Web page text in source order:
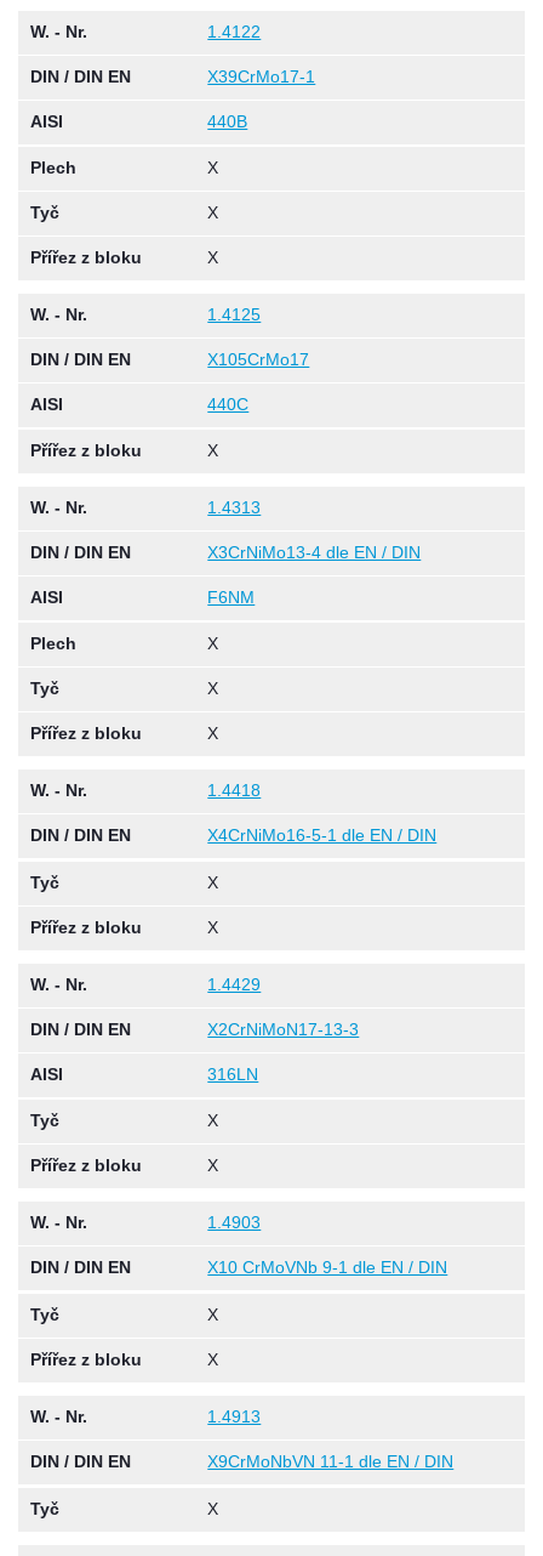
W. - Nr. 1.4122
DIN / DIN EN X39CrMo17-1
AISI 440B
Plech X
Tyč X
Přířez z bloku X
W. - Nr. 1.4125
DIN / DIN EN X105CrMo17
AISI 440C
Přířez z bloku X
W. - Nr. 1.4313
DIN / DIN EN X3CrNiMo13-4 dle EN / DIN
AISI F6NM
Plech X
Tyč X
Přířez z bloku X
W. - Nr. 1.4418
DIN / DIN EN X4CrNiMo16-5-1 dle EN / DIN
Tyč X
Přířez z bloku X
W. - Nr. 1.4429
DIN / DIN EN X2CrNiMoN17-13-3
AISI 316LN
Tyč X
Přířez z bloku X
W. - Nr. 1.4903
DIN / DIN EN X10 CrMoVNb 9-1 dle EN / DIN
Tyč X
Přířez z bloku X
W. - Nr. 1.4913
DIN / DIN EN X9CrMoNbVN 11-1 dle EN / DIN
Tyč X